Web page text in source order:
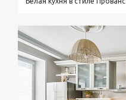
Подробнее